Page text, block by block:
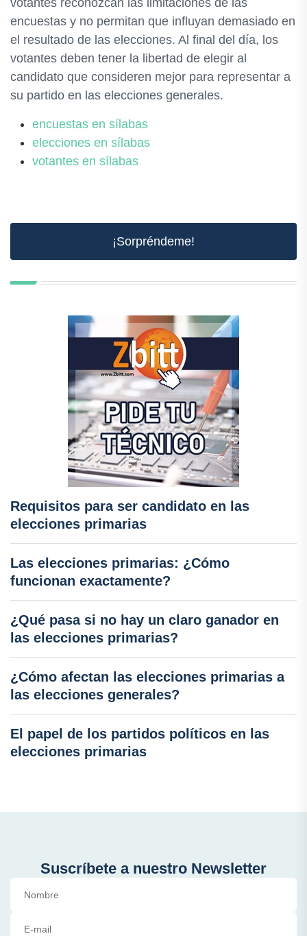
votantes reconozcan las limitaciones de las
encuestas y no permitan que influyan demasiado en
el resultado de las elecciones. Al final del día, los
votantes deben tener la libertad de elegir al
candidato que consideren mejor para representar a
su partido en las elecciones generales.
encuestas en sílabas
elecciones en sílabas
votantes en sílabas
¡Sorpréndeme!
Requisitos para ser candidato en las
elecciones primarias
Las elecciones primarias: ¿Cómo
funcionan exactamente?
¿Qué pasa si no hay un claro ganador en
las elecciones primarias?
¿Cómo afectan las elecciones primarias a
las elecciones generales?
El papel de los partidos políticos en las
elecciones primarias
Suscríbete a nuestro Newsletter